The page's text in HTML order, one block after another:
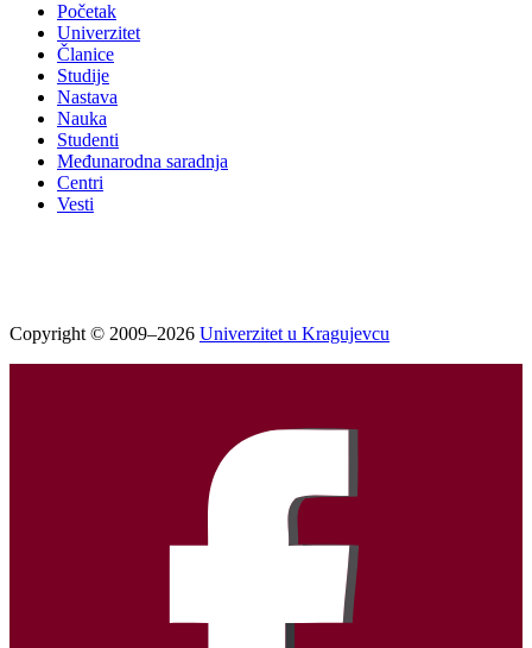
Početak
Univerzitet
Članice
Studije
Nastava
Nauka
Studenti
Međunarodna saradnja
Centri
Vesti
Copyright © 2009–2026 Univerzitet u Kragujevcu